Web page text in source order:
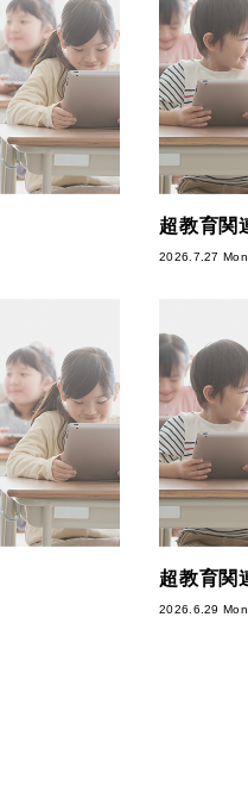
超教育関
2026.7.27 Mon
超教育関
2026.6.29 Mon